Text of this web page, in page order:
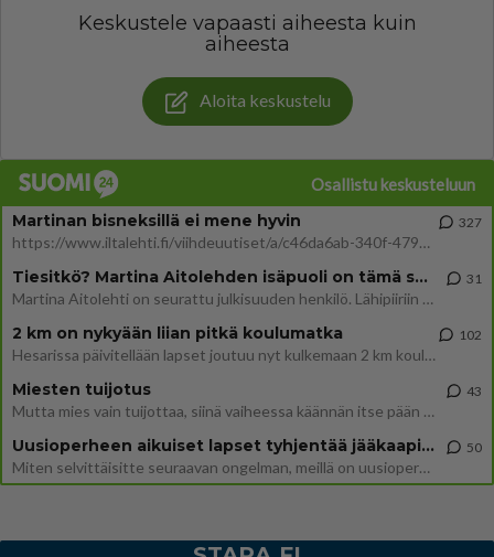
Keskustele vapaasti aiheesta kuin
aiheesta
Aloita keskustelu
Osallistu keskusteluun
Martinan bisneksillä ei mene hyvin
https://www.iltalehti.fi/viihdeuutiset/a/c46da6ab-340f-4790-aaa7-0865eed2336 Yrityksen konkurssihakemus on tullut kärä
327
Tiesitkö? Martina Aitolehden isäpuoli on tämä suosittu laulaja
Martina Aitolehti on seurattu julkisuuden henkilö. Lähipiiriin mahtuu muitakin tunnettuja henkilöitä. Tiesitkö, että Ma
31
2 km on nykyään liian pitkä koulumatka
Hesarissa päivitellään lapset joutuu nyt kulkemaan 2 km kouluun jösses. Ruostefillarilla tuo matka menee vaikka miten äk
102
Miesten tuijotus
Mutta mies vain tuijottaa, siinä vaiheessa käännän itse pään pois. Mikä juttu? Yleensä jos joku tuijottaa tai katsoo, hä
43
Uusioperheen aikuiset lapset tyhjentää jääkaapin käydessään
Miten selvittäisitte seuraavan ongelman, meillä on uusioperhe, minulla teini-ikäiset lapset ja puolisolla aikuiset, jotk
50